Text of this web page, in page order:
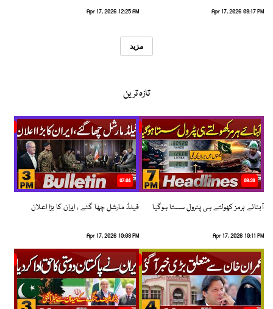
Apr 17, 2026 08:17 PM
Apr 17, 2026 12:25 AM
مزید
تازہ ترین
08:36
آبنائے ہرمز کھولتے ہی پٹرول سستا ہوگیا
Apr 17, 2026 10:11 PM
07:04
فیلڈ مارشل چھا گئے ، ایران کا بڑا اعلان
Apr 17, 2026 10:08 PM